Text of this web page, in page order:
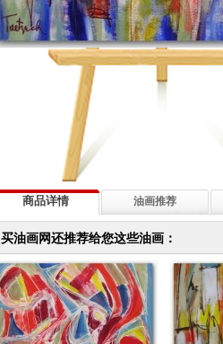
商品详情 油画推荐
买油画网还推荐给您这些油画：